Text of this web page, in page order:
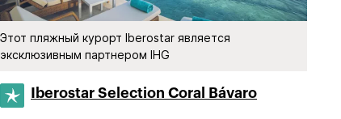
Этот пляжный курорт Iberostar является
эксклюзивным партнером IHG
Iberostar Selection​ Coral Bávaro